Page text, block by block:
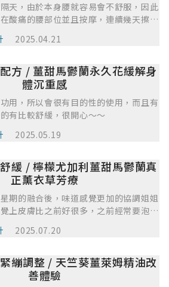
天，由於本身腰就容易會不舒服，因此
酸痛的腰部位並且按摩，連續幾天擦下
的時候感覺有被舒緩,可能是因為赤松
酸痛的部位達到舒緩的效果
2025.04.21
方 / 薑甜馬鬱蘭永久花緩解身
體沉重感
用，所以會很有目的性的使用，而且有
有比較舒緩，很開心～～
2025.05.19
緩 / 檸檬尤加利薑甜馬鬱蘭真
正薰衣草芳療
期的融合後，味道感覺更加的協調姐姐
上皮膚比之前好很多，之前經常要泡熱
在皮膚的狀況好很多聞起來的味道很
上的問題。
2025.07.20
繃調整 / 天竺葵薑萊姆精油改
善體驗